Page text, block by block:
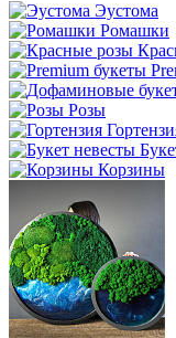
Эустома
Ромашки
Розы
Корзины